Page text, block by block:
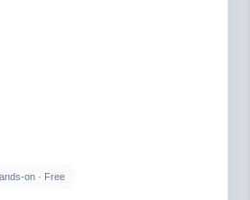
on · Free